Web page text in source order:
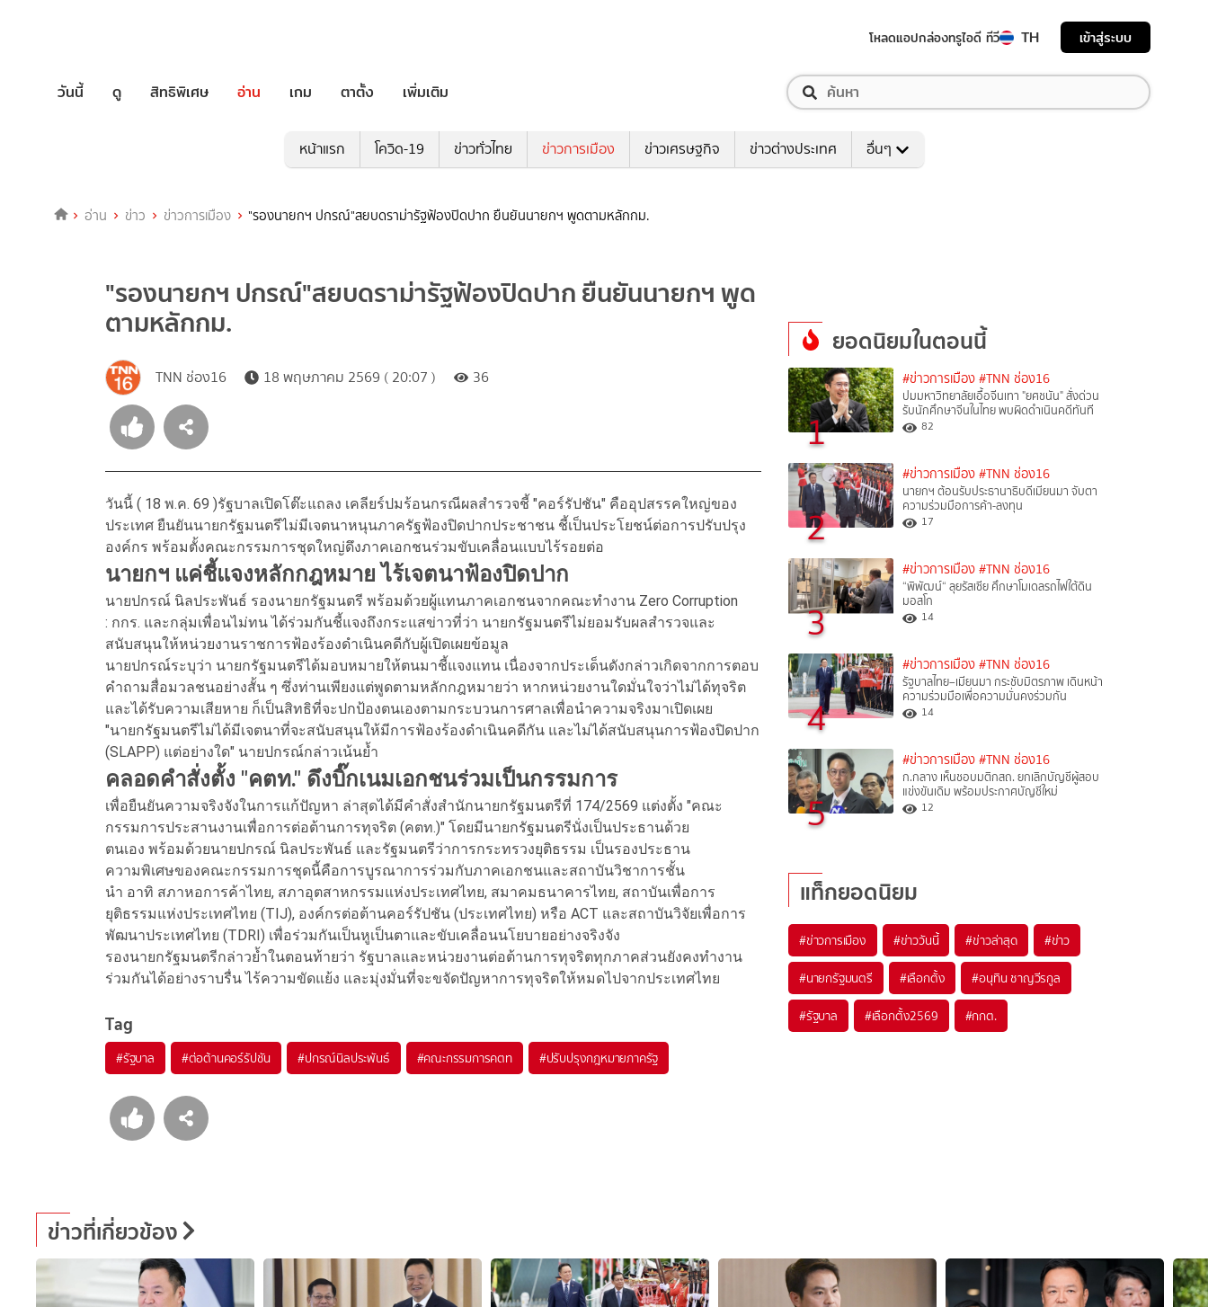
โหลดแอปกล่องทรูไอดี ทีวี TH เข้าสู่ระบบ
วันนี้ ดู สิทธิพิเศษ อ่าน เกม ตาตั้ง เพิ่มเติม
หน้าแรก โควิด-19 ข่าวทั่วไทย ข่าวการเมือง ข่าวเศรษฐกิจ ข่าวต่างประเทศ อื่นๆ
อ่าน ข่าว ข่าวการเมือง "รองนายกฯ ปกรณ์"สยบดราม่ารัฐฟ้องปิดปาก ยืนยันนายกฯ พูดตามหลักกม.
"รองนายกฯ ปกรณ์"สยบดราม่ารัฐฟ้องปิดปาก ยืนยันนายกฯ พูด
ตามหลักกม.
TNN ช่อง16 18 พฤษภาคม 2569 ( 20:07 ) 36
วันนี้ ( 18 พ.ค. 69 )รัฐบาลเปิดโต๊ะแถลง เคลียร์ปมร้อนกรณีผลสำรวจชี้ "คอร์รัปชัน" คืออุปสรรคใหญ่ของ
ประเทศ ยืนยันนายกรัฐมนตรีไม่มีเจตนาหนุนภาครัฐฟ้องปิดปากประชาชน ชี้เป็นประโยชน์ต่อการปรับปรุง
องค์กร พร้อมตั้งคณะกรรมการชุดใหญ่ดึงภาคเอกชนร่วมขับเคลื่อนแบบไร้รอยต่อ
นายกฯ แค่ชี้แจงหลักกฎหมาย ไร้เจตนาฟ้องปิดปาก
นายปกรณ์ นิลประพันธ์ รองนายกรัฐมนตรี พร้อมด้วยผู้แทนภาคเอกชนจากคณะทำงาน Zero Corruption
: กกร. และกลุ่มเพื่อนไม่ทน ได้ร่วมกันชี้แจงถึงกระแสข่าวที่ว่า นายกรัฐมนตรีไม่ยอมรับผลสำรวจและ
สนับสนุนให้หน่วยงานราชการฟ้องร้องดำเนินคดีกับผู้เปิดเผยข้อมูล
นายปกรณ์ระบุว่า นายกรัฐมนตรีได้มอบหมายให้ตนมาชี้แจงแทน เนื่องจากประเด็นดังกล่าวเกิดจากการตอบ
คำถามสื่อมวลชนอย่างสั้น ๆ ซึ่งท่านเพียงแต่พูดตามหลักกฎหมายว่า หากหน่วยงานใดมั่นใจว่าไม่ได้ทุจริต
และได้รับความเสียหาย ก็เป็นสิทธิที่จะปกป้องตนเองตามกระบวนการศาลเพื่อนำความจริงมาเปิดเผย
"นายกรัฐมนตรีไม่ได้มีเจตนาที่จะสนับสนุนให้มีการฟ้องร้องดำเนินคดีกัน และไม่ได้สนับสนุนการฟ้องปิดปาก
(SLAPP) แต่อย่างใด" นายปกรณ์กล่าวเน้นย้ำ
คลอดคำสั่งตั้ง "คตท." ดึงบิ๊กเนมเอกชนร่วมเป็นกรรมการ
เพื่อยืนยันความจริงจังในการแก้ปัญหา ล่าสุดได้มีคำสั่งสำนักนายกรัฐมนตรีที่ 174/2569 แต่งตั้ง "คณะ
กรรมการประสานงานเพื่อการต่อต้านการทุจริต (คตท.)" โดยมีนายกรัฐมนตรีนั่งเป็นประธานด้วย
ตนเอง พร้อมด้วยนายปกรณ์ นิลประพันธ์ และรัฐมนตรีว่าการกระทรวงยุติธรรม เป็นรองประธาน
ความพิเศษของคณะกรรมการชุดนี้คือการบูรณาการร่วมกับภาคเอกชนและสถาบันวิชาการชั้น
นำ อาทิ สภาหอการค้าไทย, สภาอุตสาหกรรมแห่งประเทศไทย, สมาคมธนาคารไทย, สถาบันเพื่อการ
ยุติธรรมแห่งประเทศไทย (TIJ), องค์กรต่อต้านคอร์รัปชัน (ประเทศไทย) หรือ ACT และสถาบันวิจัยเพื่อการ
พัฒนาประเทศไทย (TDRI) เพื่อร่วมกันเป็นหูเป็นตาและขับเคลื่อนนโยบายอย่างจริงจัง
รองนายกรัฐมนตรีกล่าวย้ำในตอนท้ายว่า รัฐบาลและหน่วยงานต่อต้านการทุจริตทุกภาคส่วนยังคงทำงาน
ร่วมกันได้อย่างราบรื่น ไร้ความขัดแย้ง และมุ่งมั่นที่จะขจัดปัญหาการทุจริตให้หมดไปจากประเทศไทย
Tag
#รัฐบาล #ต่อต้านคอร์รัปชัน #ปกรณ์นิลประพันธ์ #คณะกรรมการคตท #ปรับปรุงกฎหมายภาครัฐ
ยอดนิยมในตอนนี้
1
#ข่าวการเมือง #TNN ช่อง16
ปมมหาวิทยาลัยเอื้อจีนเทา "ยศชนัน" สั่งด่วน
รับนักศึกษาจีนในไทย พบผิดดำเนินคดีทันที
82
2
#ข่าวการเมือง #TNN ช่อง16
นายกฯ ต้อนรับประธานาธิบดีเมียนมา จับตา
ความร่วมมือการค้า-ลงทุน
17
3
#ข่าวการเมือง #TNN ช่อง16
“พิพัฒน์“ ลุยรัสเซีย ศึกษาโมเดลรถไฟใต้ดิน
มอสโก
14
4
#ข่าวการเมือง #TNN ช่อง16
รัฐบาลไทย–เมียนมา กระชับมิตรภาพ เดินหน้า
ความร่วมมือเพื่อความมั่นคงร่วมกัน
14
5
#ข่าวการเมือง #TNN ช่อง16
ก.กลาง เห็นชอบมติกสถ. ยกเลิกบัญชีผู้สอบ
แข่งขันเดิม พร้อมประกาศบัญชีใหม่
12
แท็กยอดนิยม
#ข่าวการเมือง #ข่าววันนี้ #ข่าวล่าสุด #ข่าว
#นายกรัฐมนตรี #เลือกตั้ง #อนุทิน ชาญวีรกูล
#รัฐบาล #เลือกตั้ง2569 #กกต.
ข่าวที่เกี่ยวข้อง